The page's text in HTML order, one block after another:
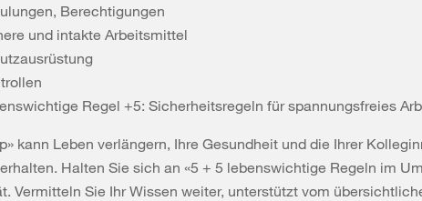
Berechtigungen
und intakte Arbeitsmittel
Regel +5: Sicherheitsregeln für spannungsfreies
kann Leben verlängern, Ihre Gesundheit und die Ihrer
Halten Sie sich an «5 + 5 lebenswichtige Regeln im
Vermitteln Sie Ihr Wissen weiter, unterstützt vom